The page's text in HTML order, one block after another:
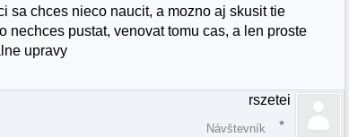
sa chces nieco naucit, a mozno aj skusit tie
pustat, venovat tomu cas, a len proste
upravy
rszetei
Návštevník